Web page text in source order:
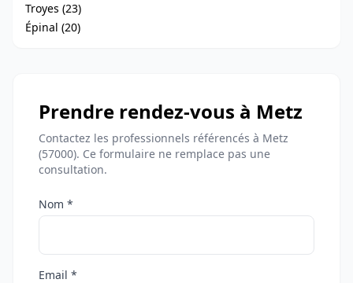
Troyes (23)
Épinal (20)
Prendre rendez-vous à Metz
Contactez les professionnels référencés à Metz
(57000). Ce formulaire ne remplace pas une
consultation.
Nom *
Email *